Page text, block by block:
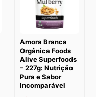
Amora Branca
Orgânica Foods
Alive Superfoods
– 227g: Nutrição
Pura e Sabor
Incomparável